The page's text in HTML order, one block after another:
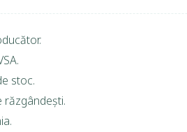
stoc.
răzgândești.